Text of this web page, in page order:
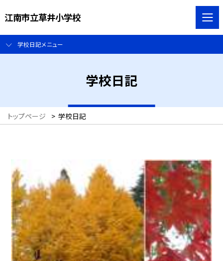
江南市立草井小学校
学校日記メニュー
学校日記
トップページ > 学校日記